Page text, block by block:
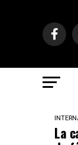
La